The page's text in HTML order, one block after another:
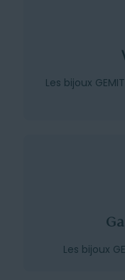
Les bijoux
Les bijoux